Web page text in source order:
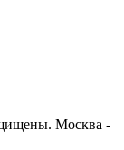
Москва -